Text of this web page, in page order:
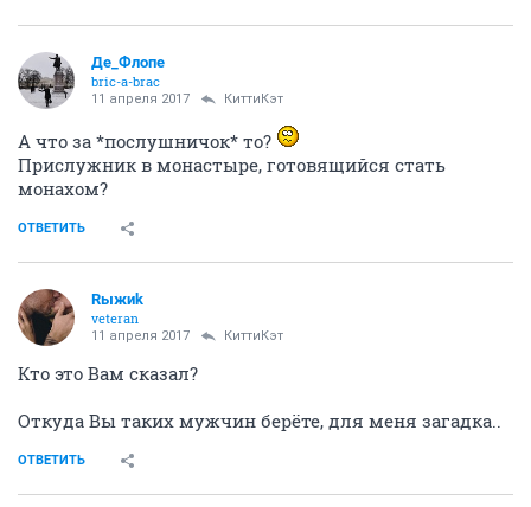
Де_Флопе
bric-a-brac
11 апреля 2017 КиттиКэт
А что за *послушничок* то?
Прислужник в монастыре, готовящийся стать
монахом?
ОТВЕТИТЬ
Rыжиk
veteran
11 апреля 2017 КиттиКэт
Кто это Вам сказал?
Откуда Вы таких мужчин берёте, для меня загадка..
ОТВЕТИТЬ